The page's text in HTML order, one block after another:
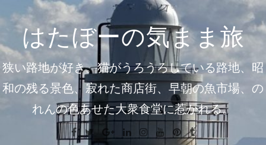
ン
ツ
へ
はたぼーの気まま旅
狭い路地が好き。猫がうろうろしている路地、昭
和の残る景色、寂れた商店街、早朝の魚市場、の
れんの色あせた大衆食堂に惹かれる。
Facebook
Twitter Google+
LinkedinInstagramYoutube
Pinterest
Tumblr